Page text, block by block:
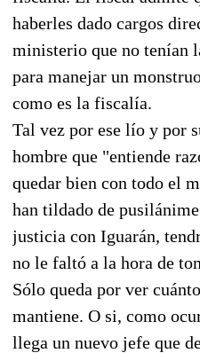
haberles dado cargos
ministerio que no tenían
para manejar un
como es la fiscalía.
Tal vez por ese lío y por
hombre que "entiende
quedar bien con todo el
han tildado de
justicia con Iguarán,
no le faltó a la hora de
Sólo queda por ver
mantiene. O si, como
llega un nuevo jefe que